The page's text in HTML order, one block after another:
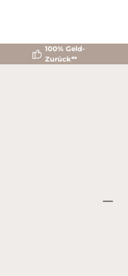
100% Geld-
Zurück**